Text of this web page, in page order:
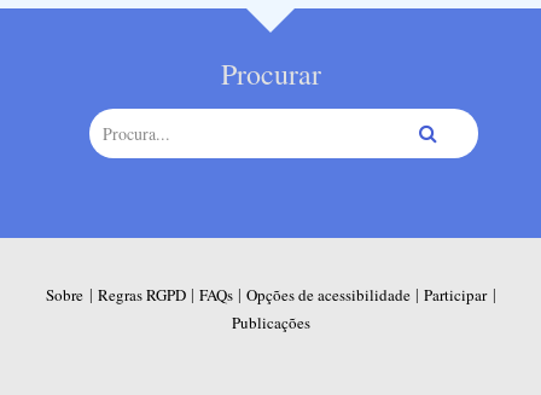
Procurar
Sobre | Regras RGPD| FAQs| Opções de acessibilidade| Participar|
Publicações